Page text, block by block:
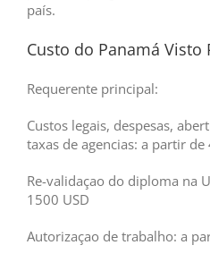
país.
Custo do Panamá Visto
Requerente principal:
Custos legais, despesas,
taxas de agencias: a partir de
Re-validaçao do diploma na
1500 USD
Autorizaçao de trabalho: a